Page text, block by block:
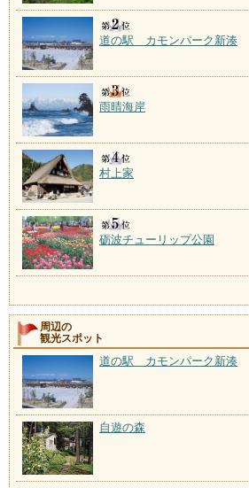
道の駅 カモンパーク新湊
雨晴海岸
村上家
砺波チューリップ公園
周辺の
観光スポット
道の駅 カモンパーク新湊
自遊の森